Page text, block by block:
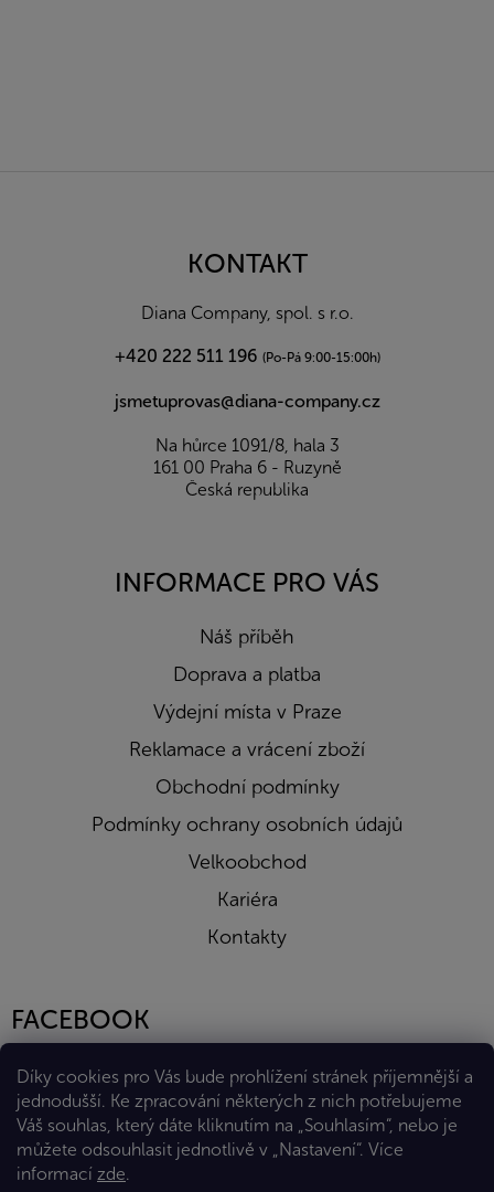
Díky cookies pro Vás bude prohlížení stránek příjemnější a
jednodušší. Ke zpracování některých z nich potřebujeme
Váš souhlas, který dáte kliknutím na „Souhlasím“, nebo je
můžete odsouhlasit jednotlivě v „Nastavení“. Více
informací zde.
KONTAKT
Diana Company, spol. s r.o.
+420 222 511 196 (Po-Pá 9:00-15:00h)
jsmetuprovas@diana-company.cz
Na hůrce 1091/8, hala 3
161 00 Praha 6 - Ruzyně
Česká republika
INFORMACE PRO VÁS
Náš příběh
Doprava a platba
Výdejní místa v Praze
Reklamace a vrácení zboží
Obchodní podmínky
Podmínky ochrany osobních údajů
Velkoobchod
Kariéra
Kontakty
FACEBOOK